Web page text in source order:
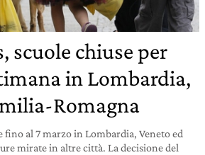
scuole chiuse per
in Lombardia,
Romagna
fino al 7 marzo in Lombardia, Veneto ed
mirate in altre città. La decisione del